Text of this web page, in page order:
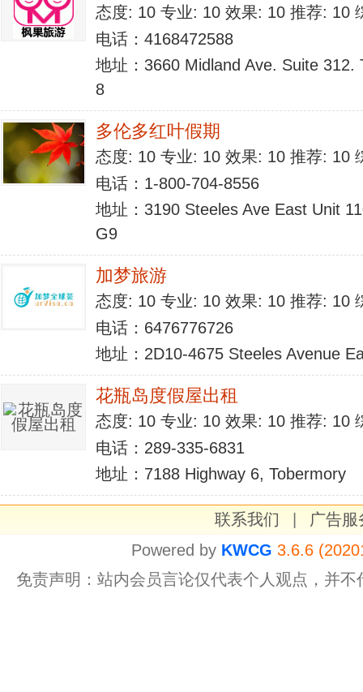
态度: 10 专业: 10 效果: 10 推荐: 10
电话：4168472588
地址：3660 Midland Ave. Suite 312.
8
多伦多红叶假期
态度: 10 专业: 10 效果: 10 推荐: 10
电话：1-800-704-8556
地址：3190 Steeles Ave East Unit
G9
加梦旅游
态度: 10 专业: 10 效果: 10 推荐: 10
电话：6476776726
地址：2D10-4675 Steeles Avenue
花瓶岛度假屋出租
态度: 10 专业: 10 效果: 10 推荐: 10
电话：289-335-6831
地址：7188 Highway 6, Tobermory
联系我们
广告服
Powered by KWCG 3.6.6
免责声明：站内会员言论仅代表个人观点，并